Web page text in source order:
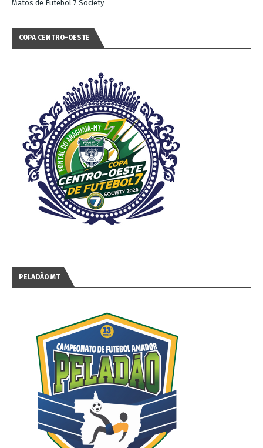
Matos de Futebol 7 Society
COPA CENTRO-OESTE
PELADÃO MT